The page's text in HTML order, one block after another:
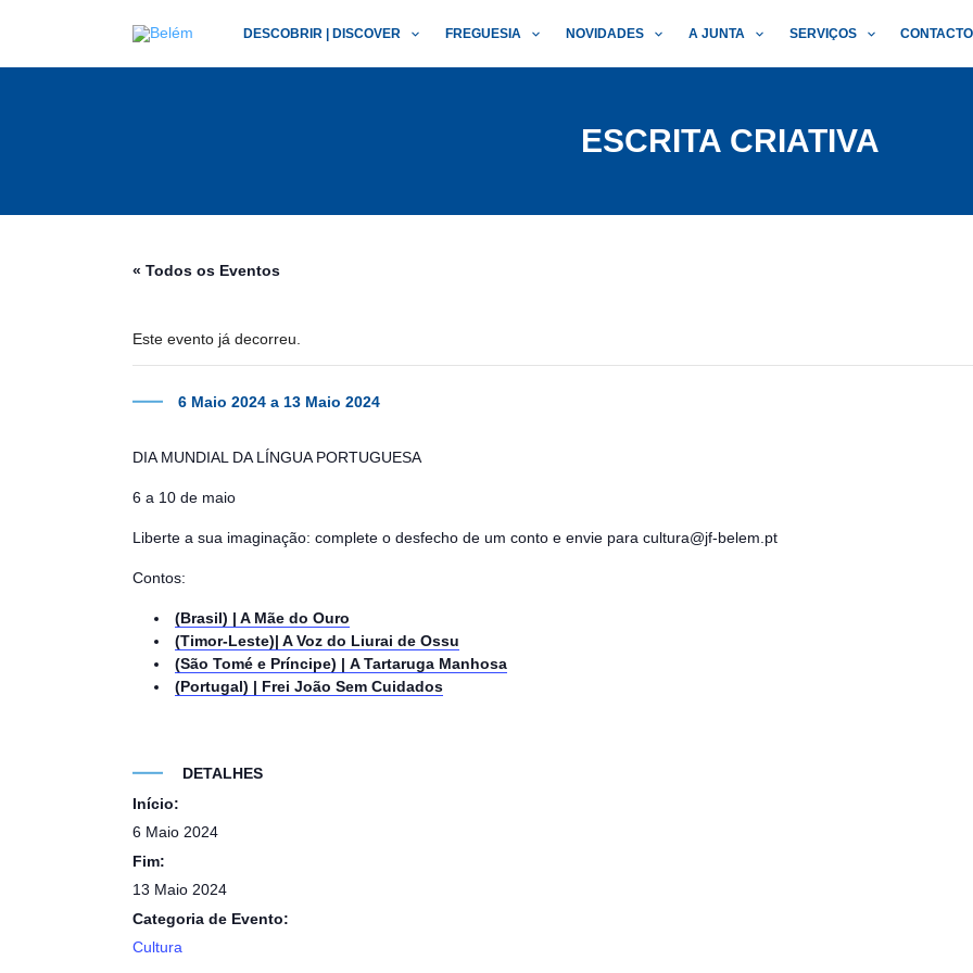
DESCOBRIR | DISCOVER FREGUESIA NOVIDADES A JUNTA SERVIÇOS
ESCRITA CRIATIVA
« Todos os Eventos
Este evento já decorreu.
6 Maio 2024 a 13 Maio 2024
DIA MUNDIAL DA LÍNGUA PORTUGUESA
6 a 10 de maio
Liberte a sua imaginação: complete o desfecho de um conto e envie para cultura@jf-belem.pt
Contos:
(Brasil) | A Mãe do Ouro
(Timor-Leste)| A Voz do Liurai de Ossu
(São Tomé e Príncipe) | A Tartaruga Manhosa
(Portugal) | Frei João Sem Cuidados
DETALHES
Início:
6 Maio 2024
Fim:
13 Maio 2024
Categoria de Evento:
Cultura